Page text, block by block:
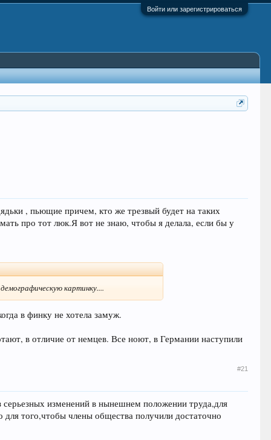
Войти или зарегистрироваться
, пьющие причем, кто же трезвый будет на таких
про тот люк.Я вот не знаю, чтобы я делала, если бы у
картинку....
в финку не хотела замуж.
в отличие от немцев. Все ноют, в Германии наступили
#21
серьезных изменений в нынешнем положении труда,для
того,чтобы члены общества получили достаточно